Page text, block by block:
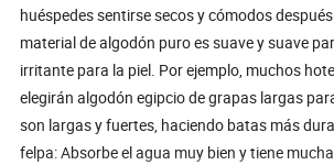
huéspedes sentirse secos y cómodos
material de algodón puro es suave y suave
irritante para la piel. Por ejemplo, muchos
elegirán algodón egipcio de grapas largas
son largas y fuertes, haciendo batas más
felpa: Absorbe el agua muy bien y tiene